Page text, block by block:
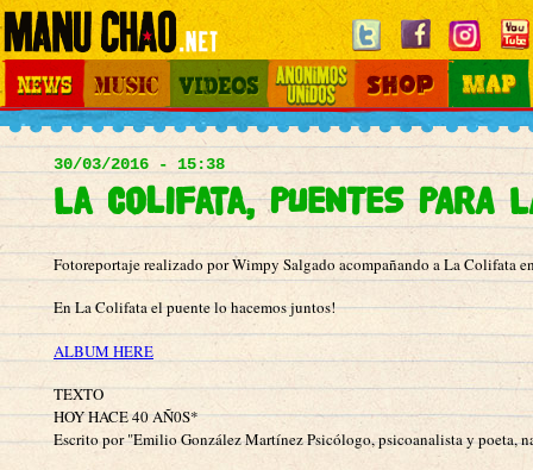
Jump to navigation
Main
menu
Videos Otros Mundos Shop Map
30/03/2016 - 15:38
La Colifata, PUENTES PARA
Fotoreportaje realizado por Wimpy Salgado acompañando a La Colifata
En La Colifata el puente lo hacemos juntos!
ALBUM HERE
TEXTO
HOY HACE 40 AÑ0S*
Escrito por "Emilio González Martínez Psicólogo, psicoanalista y poeta,